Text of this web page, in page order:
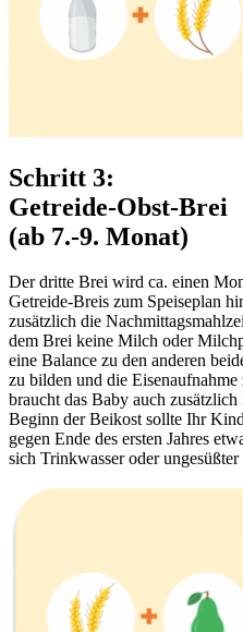
Schritt 3:
Getreide-Obst-Brei
(ab 7.-9. Monat)
Der dritte Brei wird ca. einen
Getreide-Breis zum Speiseplan
zusätzlich die
dem Brei keine Milch oder
eine Balance zu den anderen
zu bilden und die Eisenaufnahme
braucht das Baby auch
Beginn der Beikost sollte Ihr
gegen Ende des ersten Jahres
sich Trinkwasser oder